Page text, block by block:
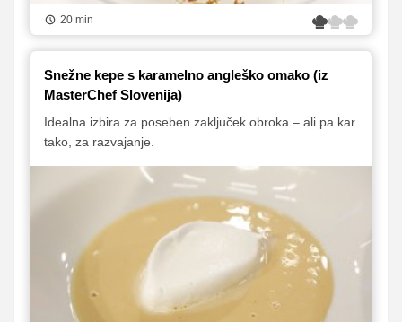
20 min
Snežne kepe s karamelno angleško omako (iz
MasterChef Slovenija)
Idealna izbira za poseben zaključek obroka – ali pa kar
tako, za razvajanje.